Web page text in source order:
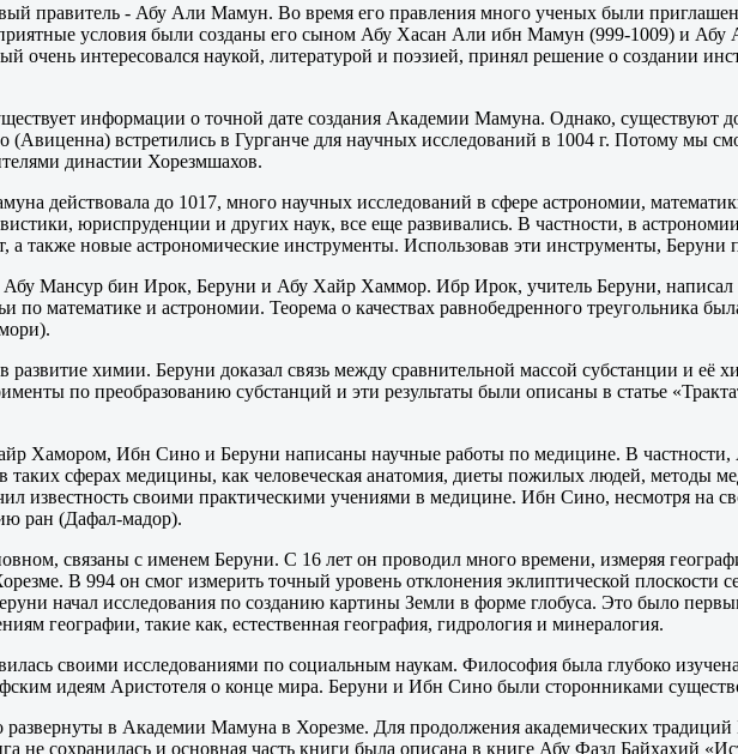
правитель - Абу Али Мамун. Во время его правления много ученых были
условия были созданы его сыном Абу Хасан Али ибн Мамун (999-1009) и
очень интересовался наукой, литературой и поэзией, принял решение о создании
информации о точной дате создания Академии Мамуна. Однако, существуют
встретились в Гурганче для научных исследований в 1004 г. Потому мы
династии Хорезмшахов.
действовала до 1017, много научных исследований в сфере астрономии,
юриспруденции и других наук, все еще развивались. В частности, в
также новые астрономические инструменты. Использовав эти инструменты, Беруни
Абу Мансур бин Ирок, Беруни и Абу Хайр Хаммор. Ибр Ирок, учитель Беруни,
по математике и астрономии. Теорема о качествах равнобедренного треугольника
химии. Беруни доказал связь между сравнительной массой субстанции и её
по преобразованию субстанций и эти результаты были описаны в статье
Хамором, Ибн Сино и Беруни написаны научные работы по медицине. В частности,
таких сферах медицины, как человеческая анатомия, диеты пожилых людей, методы
известность своими практическими учениями в медицине. Ибн Сино, несмотря на
ран (Дафал-мадор).
связаны с именем Беруни. С 16 лет он проводил много времени, измеряя
В 994 он смог измерить точный уровень отклонения эклиптической
начал исследования по созданию картины Земли в форме глобуса. Это было
географии, такие как, естественная география, гидрология и минералогия.
своими исследованиями по социальным наукам. Философия была глубоко
идеям Аристотеля о конце мира. Беруни и Ибн Сино были сторонниками
в Академии Мамуна в Хорезме. Для продолжения академических
не сохранилась и основная часть книги была описана в книге Абу Фазл Байхахий